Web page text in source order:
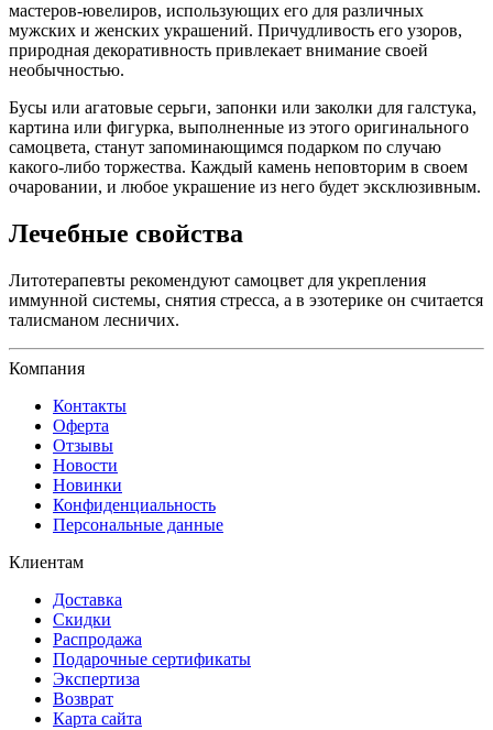
мастеров-ювелиров, использующих его для различных
мужских и женских украшений. Причудливость его узоров,
природная декоративность привлекает внимание своей
необычностью.
Бусы или агатовые серьги, запонки или заколки для галстука,
картина или фигурка, выполненные из этого оригинального
самоцвета, станут запоминающимся подарком по случаю
какого-либо торжества. Каждый камень неповторим в своем
очаровании, и любое украшение из него будет эксклюзивным.
Лечебные свойства
Литотерапевты рекомендуют самоцвет для укрепления
иммунной системы, снятия стресса, а в эзотерике он считается
талисманом лесничих.
Компания
Контакты
Оферта
Отзывы
Новости
Новинки
Конфиденциальность
Персональные данные
Клиентам
Доставка
Скидки
Распродажа
Подарочные сертификаты
Экспертиза
Возврат
Карта сайта